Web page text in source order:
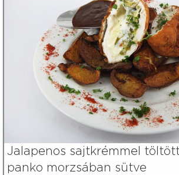
Jalapenos sajtkrémmel
panko morzsában sütve